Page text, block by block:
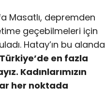
Masatlı, depremden
geçebilmeleri için
Hatay’ın bu alanda
en fazla
Kadınlarımızın
her noktada